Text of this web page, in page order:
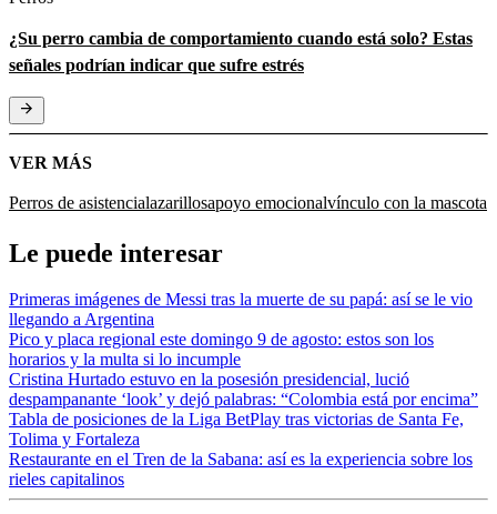
¿Su perro cambia de comportamiento cuando está solo? Estas
señales podrían indicar que sufre estrés
VER MÁS
Perros de asistencialazarillosapoyo emocionalvínculo con la mascota
Le puede interesar
Primeras imágenes de Messi tras la muerte de su papá: así se le vio
llegando a Argentina
Pico y placa regional este domingo 9 de agosto: estos son los
horarios y la multa si lo incumple
Cristina Hurtado estuvo en la posesión presidencial, lució
despampanante ‘look’ y dejó palabras: “Colombia está por encima”
Tabla de posiciones de la Liga BetPlay tras victorias de Santa Fe,
Tolima y Fortaleza
Restaurante en el Tren de la Sabana: así es la experiencia sobre los
rieles capitalinos